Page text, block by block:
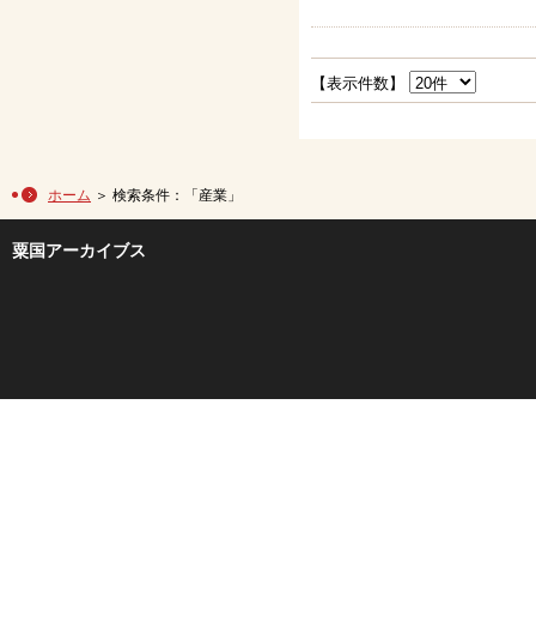
【表示件数】
ホーム ＞ 検索条件：「産業」
粟国アーカイブス